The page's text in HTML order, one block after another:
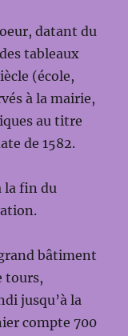
datant du
tableaux
(école,
à la mairie,
au titre
de 1582.
la fin du
bâtiment
tours,
jusqu’à la
compte 700